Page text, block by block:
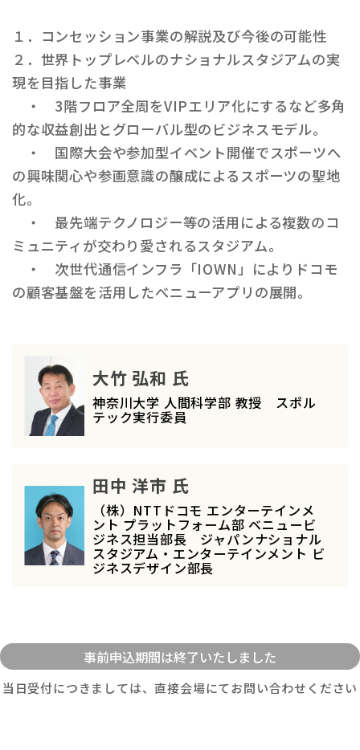
１．コンセッション事業の解説及び今後の可能性
２．世界トップレベルのナショナルスタジアムの実
現を目指した事業
・ 3階フロア全周をVIPエリア化にするなど多角
的な収益創出とグローバル型のビジネスモデル。
・ 国際大会や参加型イベント開催でスポーツへ
の興味関心や参画意識の醸成によるスポーツの聖地
化。
・ 最先端テクノロジー等の活用による複数のコ
ミュニティが交わり愛されるスタジアム。
・ 次世代通信インフラ「IOWN」によりドコモ
の顧客基盤を活用したべニューアプリの展開。
大竹 弘和 氏
神奈川大学 人間科学部 教授 スポル
テック実行委員
田中 洋市 氏
（株）NTTドコモ エンターテインメ
ント プラットフォーム部 ベニュービ
ジネス担当部長 ジャパンナショナル
スタジアム・エンターテインメント ビ
ジネスデザイン部長
当日受付につきましては、直接会場にてお問い合わせください